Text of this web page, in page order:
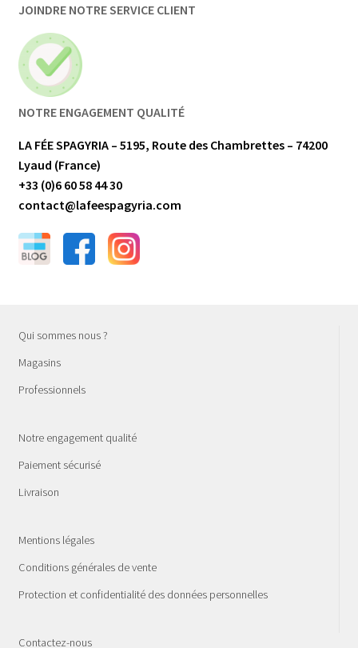
JOINDRE NOTRE SERVICE CLIENT
NOTRE ENGAGEMENT QUALITÉ
LA FÉE SPAGYRIA – 5195, Route des Chambrettes – 74200
Lyaud (France)
+33 (0)6 60 58 44 30
contact@lafeespagyria.com
Qui sommes nous ?
Magasins
Professionnels
Notre engagement qualité
Paiement sécurisé
Livraison
Mentions légales
Conditions générales de vente
Protection et confidentialité des données personnelles
Contactez-nous